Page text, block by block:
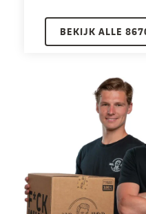
BEKIJK ALLE